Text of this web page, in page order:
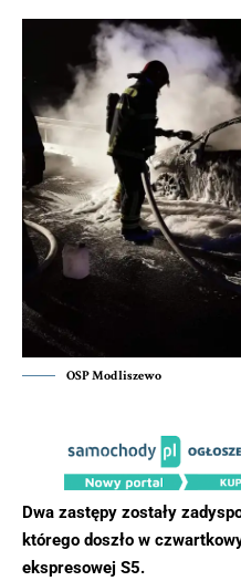
OSP Modliszewo
Dwa zastępy zostały
którego doszło w
ekspresowej S5.